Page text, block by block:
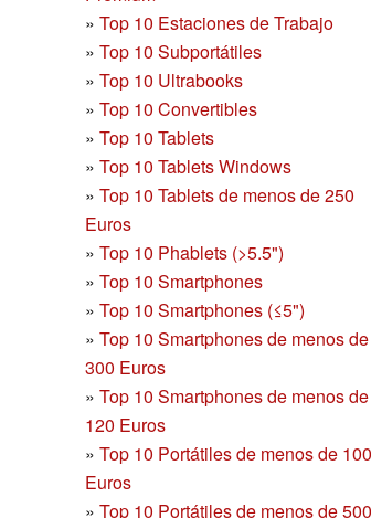
» Top 10 Estaciones de Trabajo
» Top 10 Subportátiles
» Top 10 Ultrabooks
» Top 10 Convertibles
» Top 10 Tablets
» Top 10 Tablets Windows
» Top 10 Tablets de menos de 250
Euros
» Top 10 Phablets (>5.5")
» Top 10 Smartphones
» Top 10 Smartphones (≤5")
» Top 10 Smartphones de menos de
300 Euros
» Top 10 Smartphonesde menos de
120 Euros
» Top 10 Portátiles de menos de
Euros
» Top 10 Portátiles de menos de 500